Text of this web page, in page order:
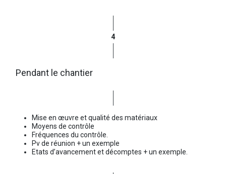
4
Pendant le chantier
Mise en œuvre et qualité des matériaux
Moyens de contrôle
Fréquences du contrôle.
Pv de réunion + un exemple
Etats d’avancement et décomptes + un exemple.